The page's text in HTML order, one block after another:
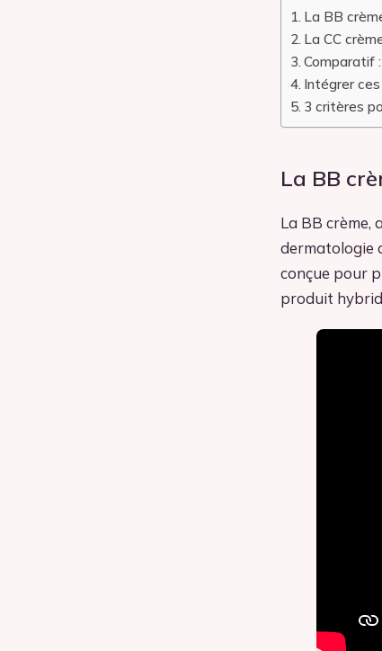
La BB
La CC
Comparatif
Intégrer
3 critères
La BB
La BB crème,
dermatologie
conçue pour
produit